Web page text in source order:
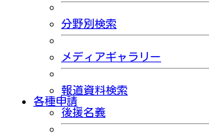
分野別検索
メディアギャラリー
報道資料検索
各種申請
後援名義